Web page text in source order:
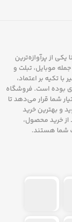
مختلف روانه
را پوشش
ساده
برند روی
از پرآوازه‌ترین
موبایل، تبلت و
تکیه بر اعتماد،
بوده است. فروشگاه
شما قرار می‌دهد تا
و بهترین خرید
خرید محصول،
شما هستند.